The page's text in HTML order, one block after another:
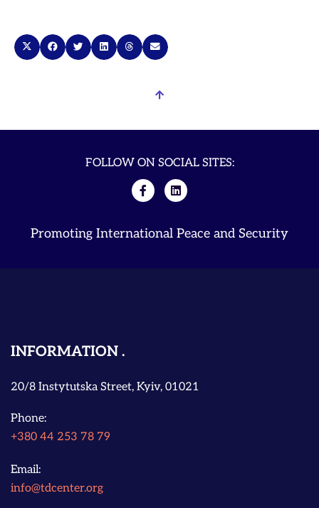
FOLLOW ON SOCIAL SITES:
Promoting International Peace and Security
INFORMATION
20/8 Instytutska Street, Kyiv, 01021
Phone:
+380 44 253 78 79
Email:
info@tdcenter.org